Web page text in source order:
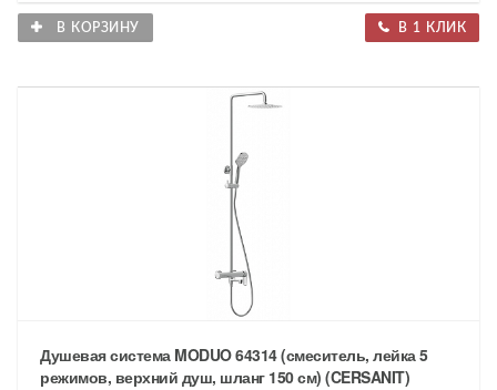
В КОРЗИНУ В 1 КЛИК
Душевая система MODUO 64314 (смеситель, лейка 5
режимов, верхний душ, шланг 150 см) (CERSANIT)